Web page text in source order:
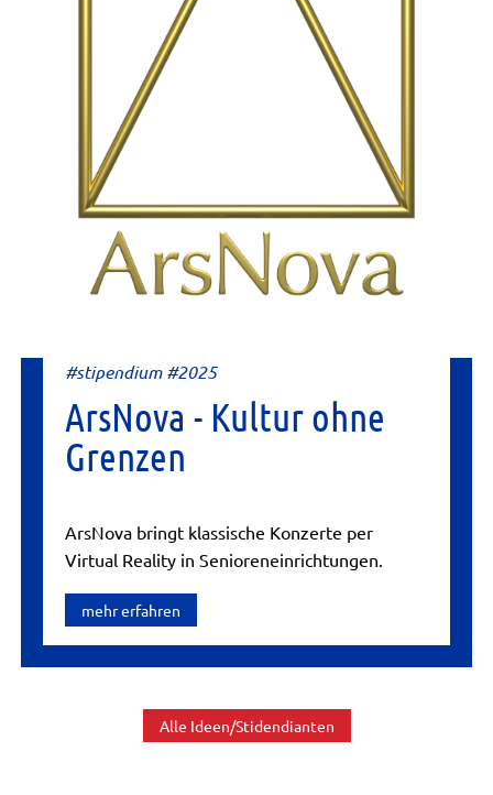
#stipendium #2025
ArsNova - Kultur ohne
Grenzen
ArsNova bringt klassische Konzerte per
Virtual Reality in Senioreneinrichtungen.
mehr erfahren
Alle Ideen/Stidendianten